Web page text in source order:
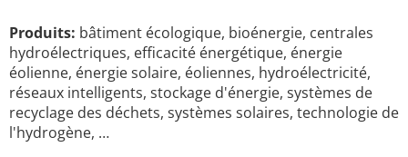
Produits: bâtiment écologique, bioénergie, centrales
hydroélectriques, efficacité énergétique, énergie
éolienne, énergie solaire, éoliennes, hydroélectricité,
réseaux intelligents, stockage d'énergie, systèmes de
recyclage des déchets, systèmes solaires, technologie de
l'hydrogène, …